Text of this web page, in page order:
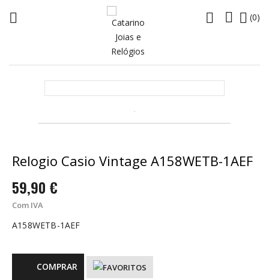
  (0)


Relogio Casio Vintage A158WETB-1AEF
59,90 €
Com IVA
A158WETB-1AEF
COMPRAR